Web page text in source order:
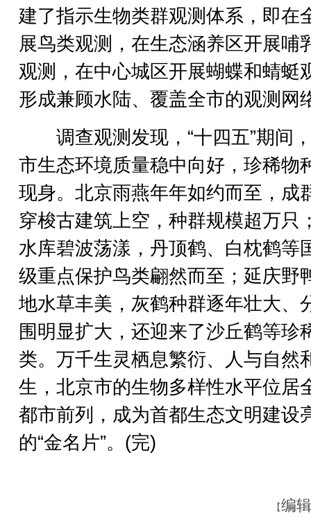
建了指示生物类群观测体系，即在
展鸟类观测，在生态涵养区开展哺
观测，在中心城区开展蝴蝶和蜻蜓
形成兼顾水陆、覆盖全市的观测网
调查观测发现，“十四五”期间
市生态环境质量稳中向好，珍稀物
现身。北京雨燕年年如约而至，成
穿梭古建筑上空，种群规模超万只
水库碧波荡漾，丹顶鹤、白枕鹤等
级重点保护鸟类翩然而至；延庆野
地水草丰美，灰鹤种群逐年壮大、
围明显扩大，还迎来了沙丘鹤等珍
类。万千生灵栖息繁衍、人与自然
生，北京市的生物多样性水平位居
都市前列，成为首都生态文明建设
的“金名片”。(完)
【编